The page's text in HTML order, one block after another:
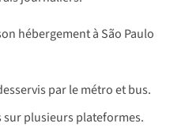
hébergement à São Paulo
par le métro et bus.
sur plusieurs plateformes.